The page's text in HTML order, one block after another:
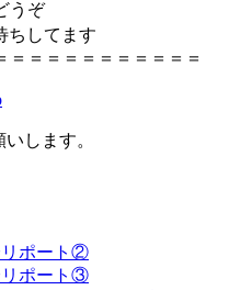
うぞ
してます
＝＝＝＝＝＝＝＝＝＝＝
します。
リポート②
リポート③